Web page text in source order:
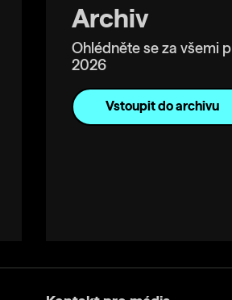
Archiv
Ohlédněte se za všemi
2026
Vstoupit do archivu